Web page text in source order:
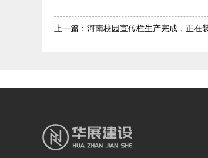
上一篇：河南校园宣传栏生产完成，正在